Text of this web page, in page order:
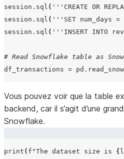
session . sql ( '''CREATE OR
session . sql ( '''SET num_days =
session . sql ( '''INSERT INTO
# Read Snowflake table as
df_transactions = pd .
Vous pouvez voir que la table
backend, car il s’agit d’une
Snowflake.
print ( f "The dataset size is {